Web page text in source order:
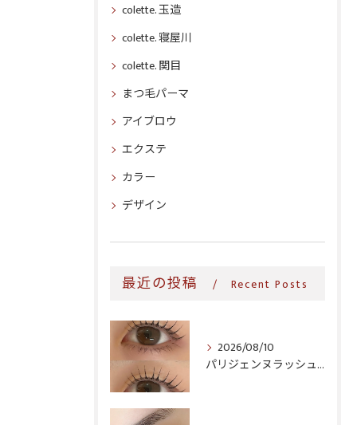
colette. 玉造
colette. 寝屋川
colette. 関目
まつ毛パーマ
アイブロウ
エクステ
カラー
デザイン
最近の投稿 Recent Posts
2026/08/10
パリジェンヌラッシュリフト♪